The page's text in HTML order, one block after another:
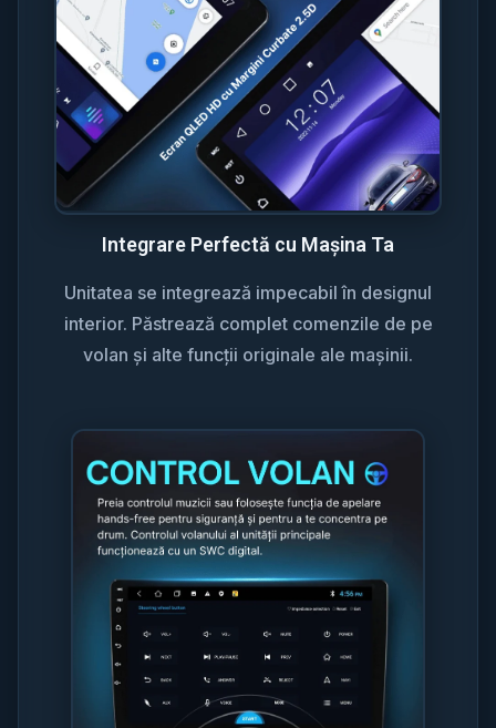
Integrare Perfectă cu Mașina Ta
Unitatea se integrează impecabil în designul
interior. Păstrează complet comenzile de pe
volan și alte funcții originale ale mașinii.